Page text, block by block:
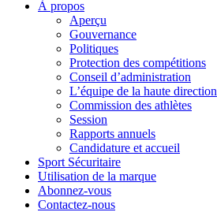
À propos
Aperçu
Gouvernance
Politiques
Protection des compétitions
Conseil d’administration
L’équipe de la haute direction
Commission des athlètes
Session
Rapports annuels
Candidature et accueil
Sport Sécuritaire
Utilisation de la marque
Abonnez-vous
Contactez-nous